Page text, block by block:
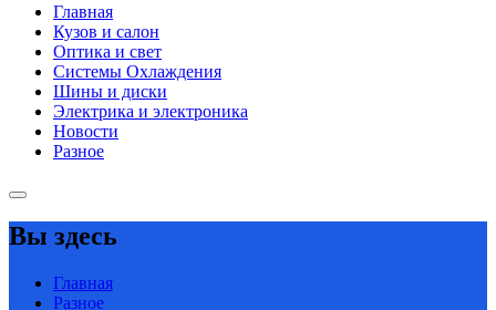
Главная
Кузов и салон
Оптика и свет
Системы Охлаждения
Шины и диски
Электрика и электроника
Новости
Разное
Вы здесь
Главная
Разное